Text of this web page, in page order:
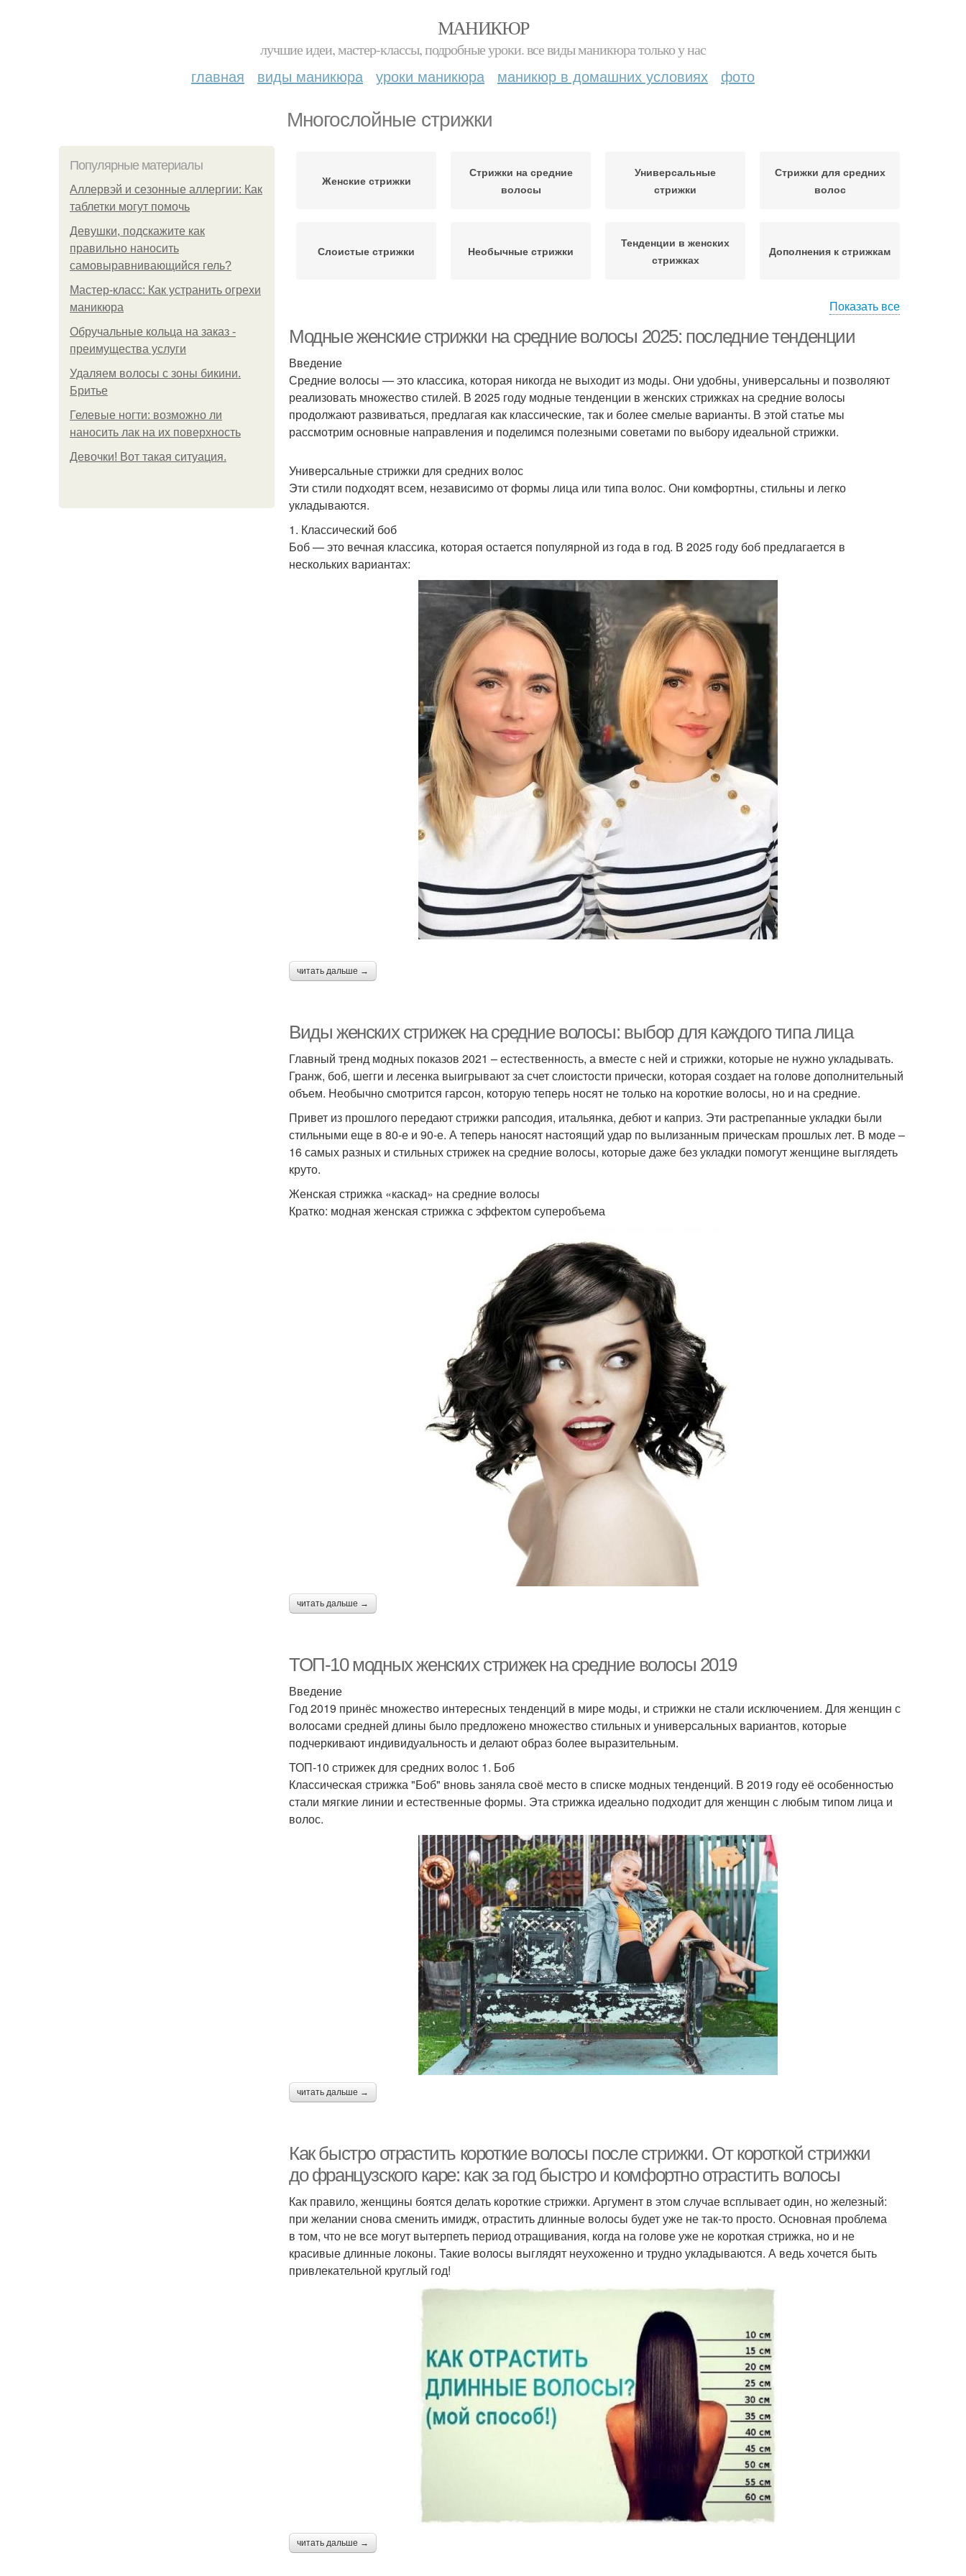
МАНИКЮР
лучшие идеи, мастер-классы, подробные уроки. все виды маникюра только у нас
главная виды маникюра уроки маникюра маникюр в домашних условиях фото
Многослойные стрижки
Популярные материалы
Аллервэй и сезонные аллергии: Как
таблетки могут помочь
Девушки, подскажите как
правильно наносить
самовыравнивающийся гель?
Мастер-класс: Как устранить огрехи
маникюра
Обручальные кольца на заказ -
преимущества услуги
Удаляем волосы с зоны бикини.
Бритье
Гелевые ногти: возможно ли
наносить лак на их поверхность
Девочки! Вот такая ситуация.
Женские стрижки
Стрижки на средние
волосы
Универсальные
стрижки
Стрижки для средних
волос
Слоистые стрижки Необычные стрижки
Тенденции в женских
стрижках
Дополнения к стрижкам
волосы
Стрижка с рваными
кончиками
Модные стрижки Женская стрижка
Стрижка на средние
волосы
Короткие стрижки
волос
Средние стрижки
стрижки
Промежуточные
стрижки
Стрижки при
отращивании
Показать все
Модные женские стрижки на средние волосы 2025: последние тенденции
Введение
Средние волосы — это классика, которая никогда не выходит из моды. Они удобны, универсальны и позволяют
реализовать множество стилей. В 2025 году модные тенденции в женских стрижках на средние волосы
продолжают развиваться, предлагая как классические, так и более смелые варианты. В этой статье мы
рассмотрим основные направления и поделимся полезными советами по выбору идеальной стрижки.
Универсальные стрижки для средних волос
Эти стили подходят всем, независимо от формы лица или типа волос. Они комфортны, стильны и легко
укладываются.
1. Классический боб
Боб — это вечная классика, которая остается популярной из года в год. В 2025 году боб предлагается в
нескольких вариантах:
читать дальше →
Виды женских стрижек на средние волосы: выбор для каждого типа лица
Главный тренд модных показов 2021 – естественность, а вместе с ней и стрижки, которые не нужно укладывать.
Гранж, боб, шегги и лесенка выигрывают за счет слоистости прически, которая создает на голове дополнительный
объем. Необычно смотрится гарсон, которую теперь носят не только на короткие волосы, но и на средние.
Привет из прошлого передают стрижки рапсодия, итальянка, дебют и каприз. Эти растрепанные укладки были
стильными еще в 80-е и 90-е. А теперь наносят настоящий удар по вылизанным прическам прошлых лет. В моде –
16 самых разных и стильных стрижек на средние волосы, которые даже без укладки помогут женщине выглядеть
круто.
Женская стрижка «каскад» на средние волосы
Кратко: модная женская стрижка с эффектом суперобъема
читать дальше →
ТОП-10 модных женских стрижек на средние волосы 2019
Введение
Год 2019 принёс множество интересных тенденций в мире моды, и стрижки не стали исключением. Для женщин с
волосами средней длины было предложено множество стильных и универсальных вариантов, которые
подчеркивают индивидуальность и делают образ более выразительным.
ТОП-10 стрижек для средних волос 1. Боб
Классическая стрижка "Боб" вновь заняла своё место в списке модных тенденций. В 2019 году её особенностью
стали мягкие линии и естественные формы. Эта стрижка идеально подходит для женщин с любым типом лица и
волос.
читать дальше →
Как быстро отрастить короткие волосы после стрижки. От короткой стрижки
до французского каре: как за год быстро и комфортно отрастить волосы
Как правило, женщины боятся делать короткие стрижки. Аргумент в этом случае всплывает один, но железный:
при желании снова сменить имидж, отрастить длинные волосы будет уже не так-то просто. Основная проблема
в том, что не все могут вытерпеть период отращивания, когда на голове уже не короткая стрижка, но и не
красивые длинные локоны. Такие волосы выглядят неухоженно и трудно укладываются. А ведь хочется быть
привлекательной круглый год!
читать дальше →